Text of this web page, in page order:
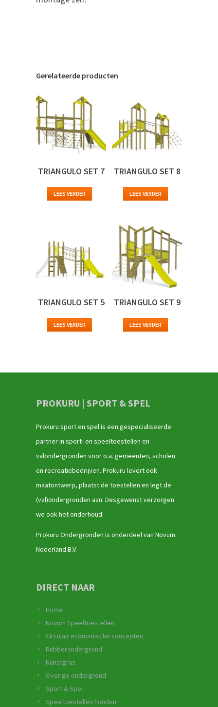
Gerelateerde producten
TRIANGULO SET 7
LEES VERDER
TRIANGULO SET 8
LEES VERDER
TRIANGULO SET 5
LEES VERDER
TRIANGULO SET 9
LEES VERDER
PROKURU | SPORT & SPEL
Prokuru sport en spel is een gespecialiseerde
partner in sport- en speeltoestellen en
valondergronden voor o.a. gemeenten, scholen
en recreatiebedrijven. Prokuru levert ook
maatontwerp, plaatst de toestellen en legt de
(val)ondergronden aan. Desgewenst verzorgen
we ook het onderhoud.
Prokuru Ondergronden is onderdeel van Novum
Nederland B.V.
DIRECT NAAR
Home
Novum Speeltoestellen
Circulair economische concepten
Rubberondergrond
Kunstgras
Overige ondergrond
Sport & Spel
Speeltoestellen honden